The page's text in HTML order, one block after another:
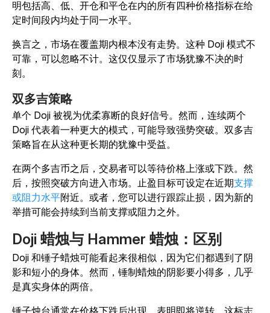
明包括高、低、开仓和平仓在内的所有四种价格指标在给
定时间段内均处于同一水平。
换言之，市场在覆盖期内根本没有走势。这种 Doji 模式不
可靠，可以忽略不计。这仅仅显示了市场犹豫不决的时
刻。
双多吉策略
单个 Doji 被视为优柔寡断的良好信号。然而，连续两个
Doji 代表着一种更大的模式，可能导致强势突破。双多吉
策略旨在从这种更长期的犹豫中受益。
在两个多吉币之后，交易者可以等待价格上涨或下跌。然
后，按照突破方向进入市场。止盈目标可设定在近期支撑
或阻力水平附近。或者，您可以进行跟踪止损，因为新的
举措可能会持续到当前支撑或阻力之外。
Doji 蜡烛与 Hammer 蜡烛：区别
Doji 和锤子蜡烛可能看起来很相似，因为它们都遇到了阴
影和短小的身体。然而，锤制蜡烛的阴影要小得多，几乎
是真实身体的两倍。
锤子烛台通常在价格下跌后出现，表明即将逆转。这标志